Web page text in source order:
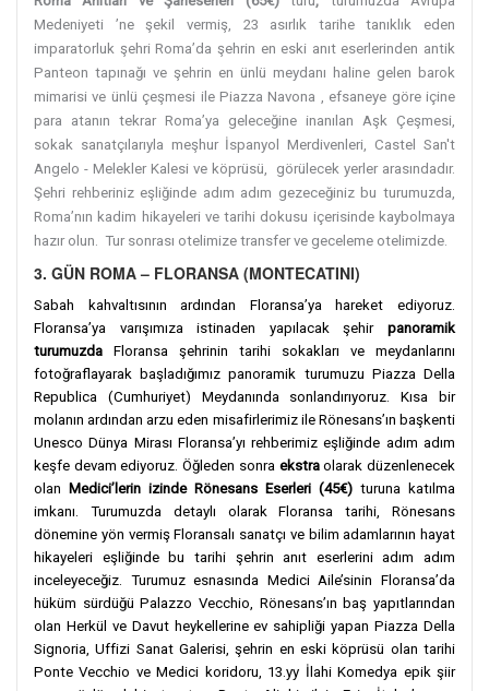
Medeniyeti ’ne şekil vermiş, 23 asırlık tarihe tanıklık eden
imparatorluk şehri Roma’da şehrin en eski anıt eserlerinden antik
Panteon tapınağı ve şehrin en ünlü meydanı haline gelen barok
mimarisi ve ünlü çeşmesi ile Piazza Navona , efsaneye göre içine
para atanın tekrar Roma’ya geleceğine inanılan Aşk Çeşmesi,
sokak sanatçılarıyla meşhur İspanyol Merdivenleri, Castel San't
Angelo - Melekler Kalesi ve köprüsü, görülecek yerler arasındadır.
Şehri rehberiniz eşliğinde adım adım gezeceğiniz bu turumuzda,
Roma’nın kadim hikayeleri ve tarihi dokusu içerisinde kaybolmaya
hazır olun. Tur sonrası otelimize transfer ve geceleme otelimizde.
3. GÜN ROMA – FLORANSA (MONTECATINI)
Sabah kahvaltısının ardından Floransa’ya hareket ediyoruz.
Floransa’ya varışımıza istinaden yapılacak şehir panoramik
turumuzda Floransa şehrinin tarihi sokakları ve meydanlarını
fotoğraflayarak başladığımız panoramik turumuzu Piazza Della
Republica (Cumhuriyet) Meydanında sonlandırıyoruz. Kısa bir
molanın ardından arzu eden misafirlerimiz ile Rönesans’ın başkenti
Unesco Dünya Mirası Floransa’yı rehberimiz eşliğinde adım adım
keşfe devam ediyoruz. Öğleden sonra ekstra olarak düzenlenecek
olan
Medici’lerin izinde Rönesans Eserleri (45€) turuna katılma
imkanı. Turumuzda detaylı olarak Floransa tarihi, Rönesans
dönemine yön vermiş Floransalı sanatçı ve bilim adamlarının hayat
hikayeleri eşliğinde bu tarihi şehrin anıt eserlerini adım adım
inceleyeceğiz. Turumuz esnasında Medici Aile’sinin Floransa’da
hüküm sürdüğü Palazzo Vecchio, Rönesans’ın baş yapıtlarından
olan Herkül ve Davut heykellerine ev sahipliği yapan Piazza Della
Signoria, Uffizi Sanat Galerisi, şehrin en eski köprüsü olan tarihi
Ponte Vecchio ve Medici koridoru, 13.yy İlahi Komedya epik şiir